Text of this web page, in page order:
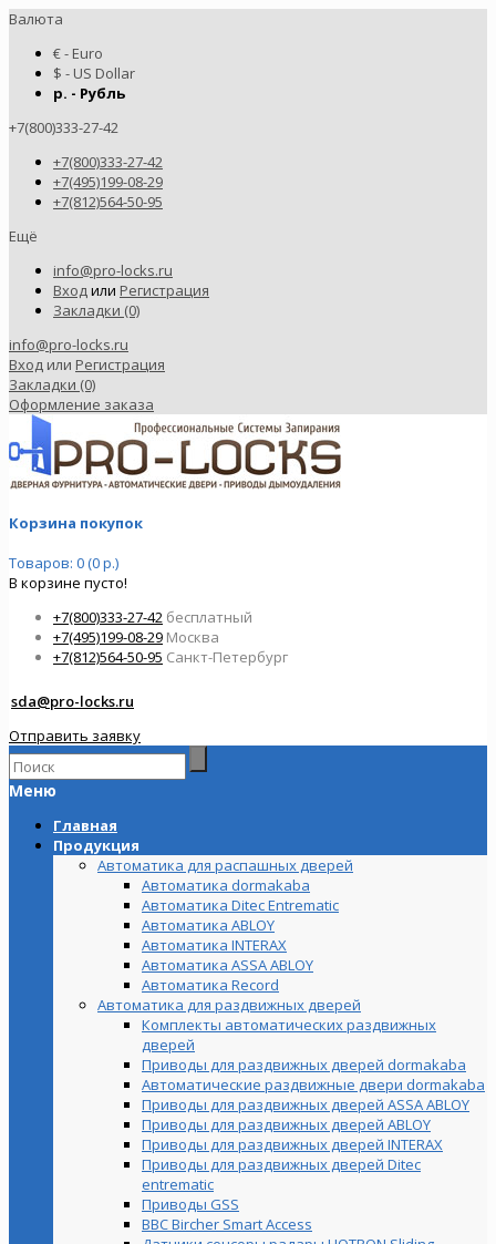
Валюта
€ - Euro
$ - US Dollar
р. - Рубль
+7(800)333-27-42
+7(800)333-27-42
+7(495)199-08-29
+7(812)564-50-95
Ещё
info@pro-locks.ru
Входили Регистрация
Закладки (0)
info@pro-locks.ru
Вход или Регистрация
Закладки (0)
Оформление заказа
Корзина покупок
Товаров: 0 (0 р.)
В корзине пусто!
+7(800)333-27-42 бесплатный
+7(495)199-08-29 Москва
+7(812)564-50-95 Санкт-Петербург
sda@pro-locks.ru
Отправить заявку
Меню
Главная
Продукция
Автоматика для распашных дверей
Автоматика dormakaba
Автоматика Ditec Entrematic
Автоматика ABLOY
Автоматика INTERAX
Автоматика ASSA ABLOY
Автоматика Record
Автоматика для раздвижных дверей
Комплекты автоматических раздвижных
дверей
Приводы для раздвижных дверей dormakaba
Автоматические раздвижные двери dormakaba
Приводы для раздвижных дверей ASSA ABLOY
Приводы для раздвижных дверей ABLOY
Приводы для раздвижных дверей INTERAX
Приводы для раздвижных дверей Ditec
entrematic
Приводы GSS
BBC Bircher Smart Access